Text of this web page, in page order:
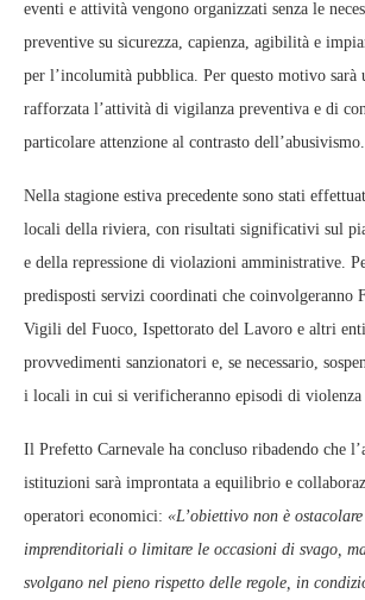
eventi e attività vengono organizzati senza le
preventive su sicurezza, capienza, agibilità e
per l’incolumità pubblica. Per questo motivo sarà
rafforzata l’attività di vigilanza preventiva e di
particolare attenzione al contrasto dell’abusivismo.
Nella stagione estiva precedente sono stati
locali della riviera, con risultati significativi sul
e della repressione di violazioni amministrative.
predisposti servizi coordinati che coinvolgeranno
Vigili del Fuoco, Ispettorato del Lavoro e altri
provvedimenti sanzionatori e, se necessario,
i locali in cui si verificheranno episodi di
Il Prefetto Carnevale ha concluso ribadendo che
istituzioni sarà improntata a equilibrio e
operatori economici: «L’obiettivo non è
imprenditoriali o limitare le occasioni di svago,
svolgano nel pieno rispetto delle regole, in